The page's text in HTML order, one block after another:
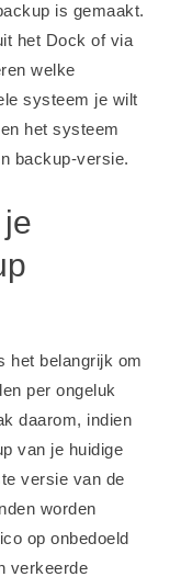
is gemaakt.
het Dock of via
welke
systeem je wilt
het systeem
backup-versie.
het belangrijk om
per ongeluk
daarom, indien
van je huidige
versie van de
worden
op onbedoeld
verkeerde